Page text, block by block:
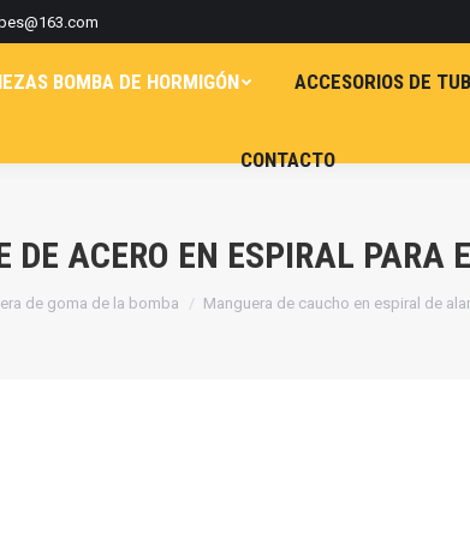
BOMBA DE HORMIGÓN ACCESORIOS DE
CONTACTO
ACERO EN ESPIRAL PARA
de goma de la bomba Manguera de caucho en espiral de